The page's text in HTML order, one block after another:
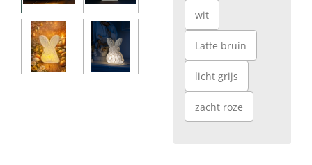
wit
Latte bruin
licht grijs
zacht roze